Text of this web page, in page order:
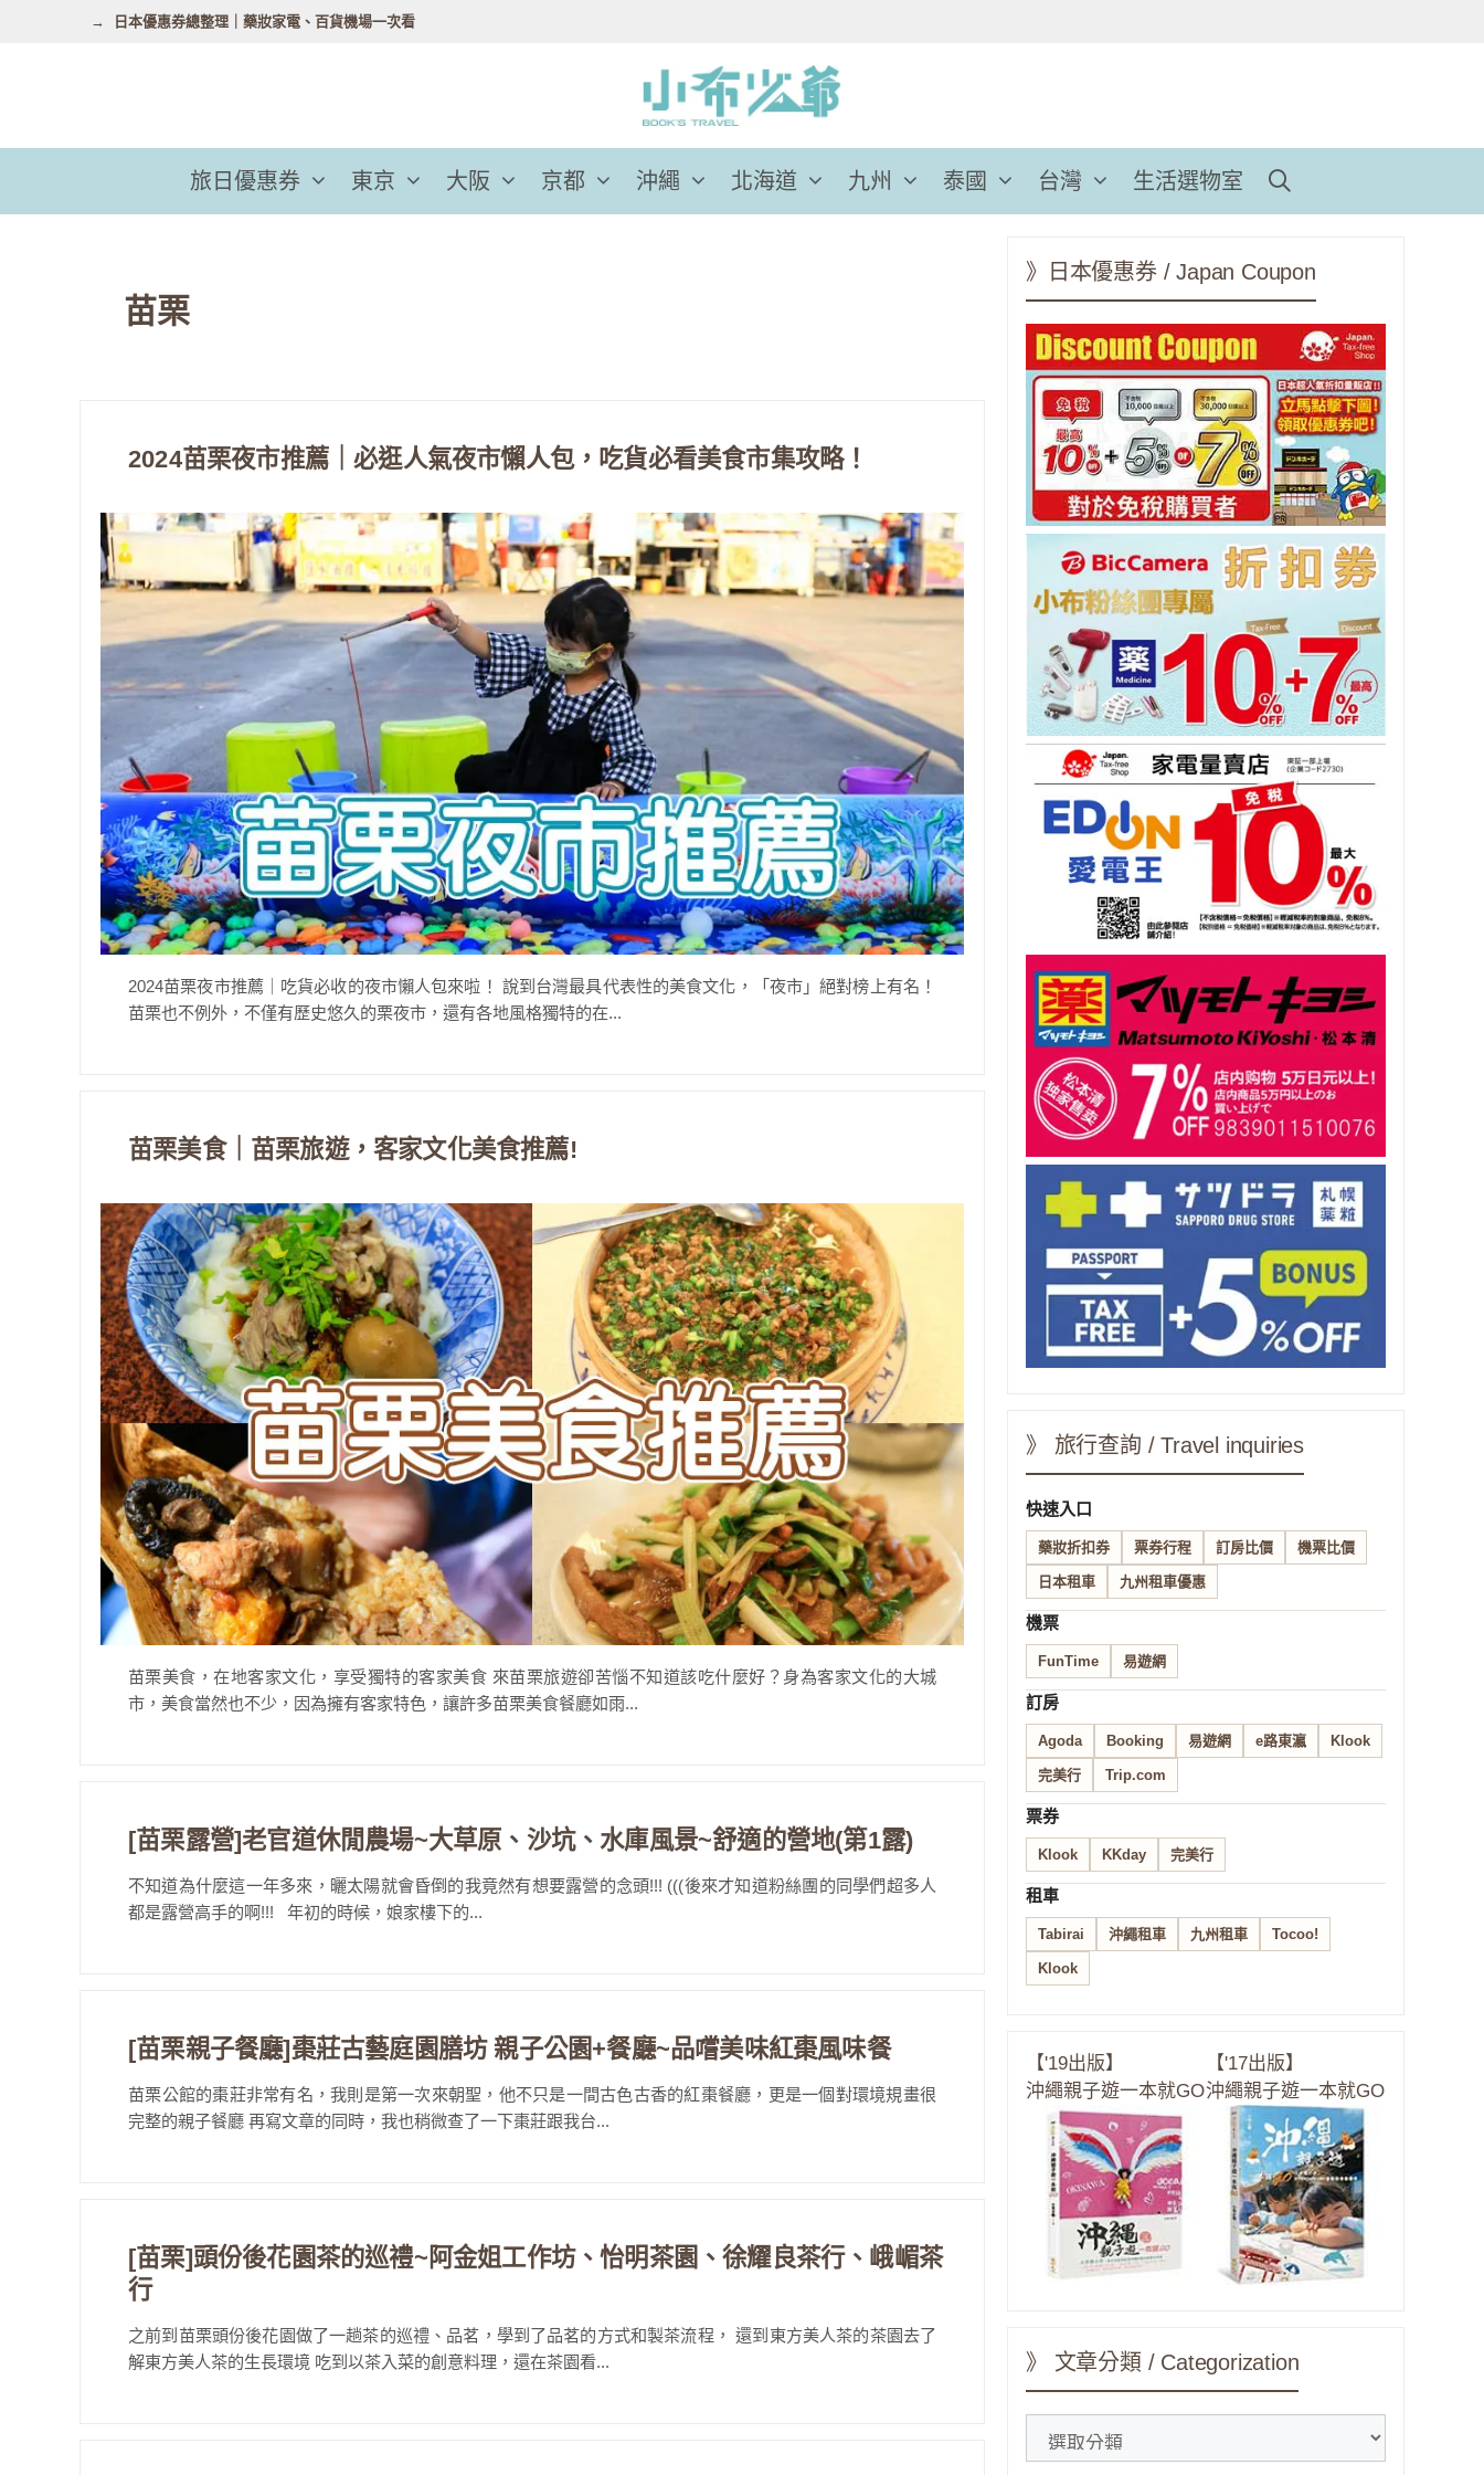
容
日本優惠券總整理｜藥妝家電、百貨機場一次看
旅日優惠券 東京 大阪 京都 沖繩 北海道 九州 泰國 台灣 生活選物室
苗栗
2024苗栗夜市推薦｜必逛人氣夜市懶人包，吃貨必看美食市集攻略！
2024苗栗夜市推薦｜吃貨必收的夜市懶人包來啦！ 說到台灣最具代表性的美食文化，「夜市」絕對榜上有名！
苗栗也不例外，不僅有歷史悠久的栗夜市，還有各地風格獨特的在...
苗栗美食｜苗栗旅遊，客家文化美食推薦!
苗栗美食，在地客家文化，享受獨特的客家美食 來苗栗旅遊卻苦惱不知道該吃什麼好？身為客家文化的大城
市，美食當然也不少，因為擁有客家特色，讓許多苗栗美食餐廳如雨...
[苗栗露營]老官道休閒農場~大草原、沙坑、水庫風景~舒適的營地(第1露)
不知道為什麼這一年多來，曬太陽就會昏倒的我竟然有想要露營的念頭!!! (((後來才知道粉絲團的同學們超多人
都是露營高手的啊!!! 年初的時候，娘家樓下的...
[苗栗親子餐廳]棗莊古藝庭園膳坊 親子公園+餐廳~品嚐美味紅棗風味餐
苗栗公館的棗莊非常有名，我則是第一次來朝聖，他不只是一間古色古香的紅棗餐廳，更是一個對環境規畫很
完整的親子餐廳 再寫文章的同時，我也稍微查了一下棗莊跟我台...
[苗栗]頭份後花園茶的巡禮~阿金姐工作坊、怡明茶園、徐耀良茶行、峨嵋茶
行
之前到苗栗頭份後花園做了一趟茶的巡禮、品茗，學到了品茗的方式和製茶流程， 還到東方美人茶的茶園去了
解東方美人茶的生長環境 吃到以茶入菜的創意料理，還在茶園看...
》日本優惠券 / Japan Coupon
》 旅行查詢 / Travel inquiries
快速入口
藥妝折扣券 票券行程 訂房比價 機票比價
日本租車 九州租車優惠
機票
FunTime 易遊網
訂房
Agoda Booking 易遊網 e路東瀛 Klook
完美行 Trip.com
票券
Klook KKday 完美行
租車
Tabirai 沖繩租車 九州租車 Tocoo!
Klook
【'19出版】
沖繩親子遊一本就GO
【'17出版】
沖繩親子遊一本就GO
》 文章分類 / Categorization